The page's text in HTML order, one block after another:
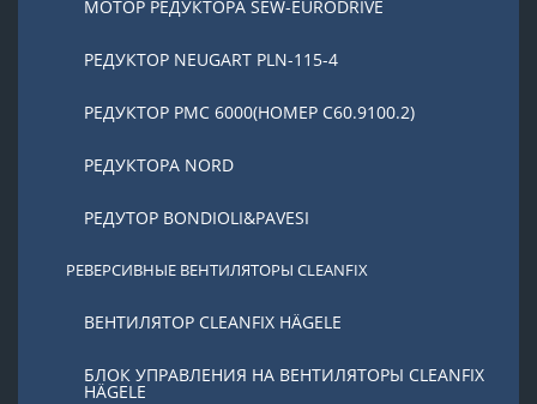
МОТОР РЕДУКТОРА SEW-EURODRIVE
РЕДУКТОР NEUGART PLN-115-4
РЕДУКТОР PMC 6000(НОМЕР C60.9100.2)
РЕДУКТОРА NORD
РЕДУТОР BONDIOLI&PAVESI
РЕВЕРСИВНЫЕ ВЕНТИЛЯТОРЫ CLEANFIX
ВЕНТИЛЯТОР CLEANFIX HÄGELE
БЛОК УПРАВЛЕНИЯ НА ВЕНТИЛЯТОРЫ CLEANFIX
HÄGELE